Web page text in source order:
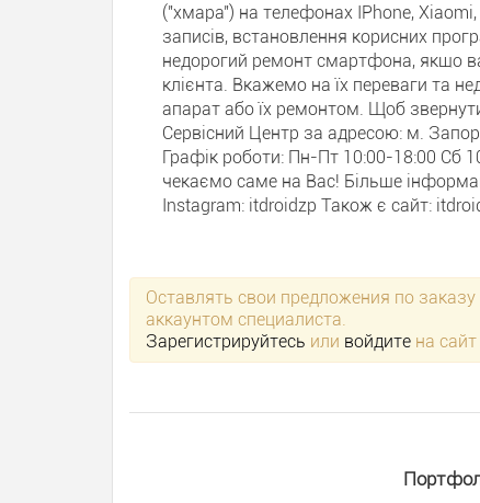
("хмара") на телефонах IPhone,
записів, встановлення корисних
недорогий ремонт смартфона, якщо
клієнта. Вкажемо на їх переваги та
апарат або їх ремонтом. Щоб
Сервісний Центр за адресою: м.
Графік роботи: Пн-Пт 10:00-18:00 Сб
чекаємо саме на Вас! Більше
Instagram: itdroidzp Також є сайт:
Оставлять свои предложения по
аккаунтом специалиста.
Зарегистрируйтесь или войдите на